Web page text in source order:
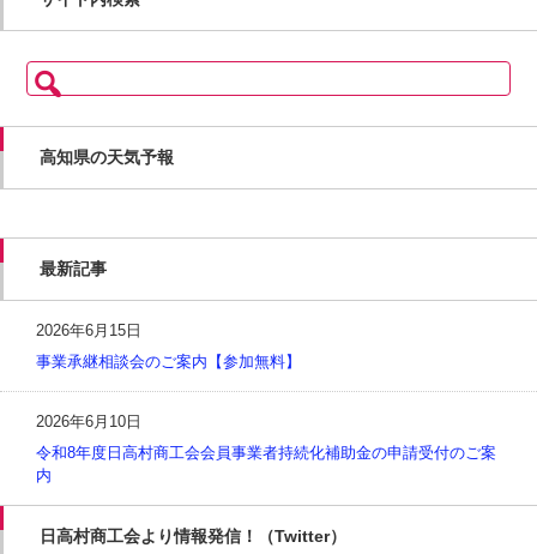
検
索:
高知県の天気予報
最新記事
2026年6月15日
事業承継相談会のご案内【参加無料】
2026年6月10日
令和8年度日高村商工会会員事業者持続化補助金の申請受付のご案
内
日高村商工会より情報発信！（Twitter）